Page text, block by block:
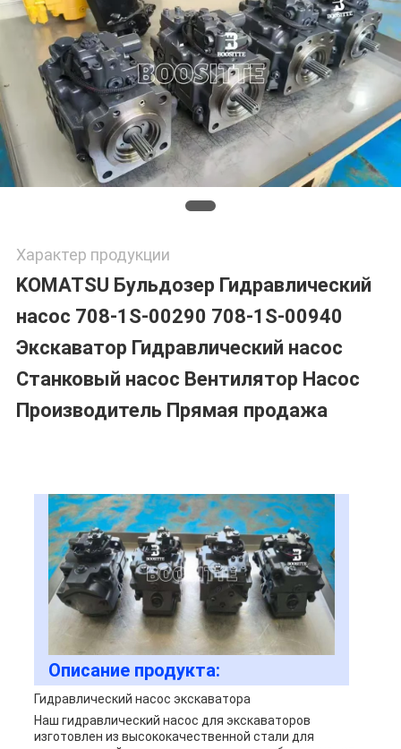
Характер продукции
KOMATSU Бульдозер Гидравлический
насос 708-1S-00290 708-1S-00940
Экскаватор Гидравлический насос
Станковый насос Вентилятор Насос
Производитель Прямая продажа
Описание продукта:
Гидравлический насос экскаватора
Наш гидравлический насос для экскаваторов
изготовлен из высококачественной стали для